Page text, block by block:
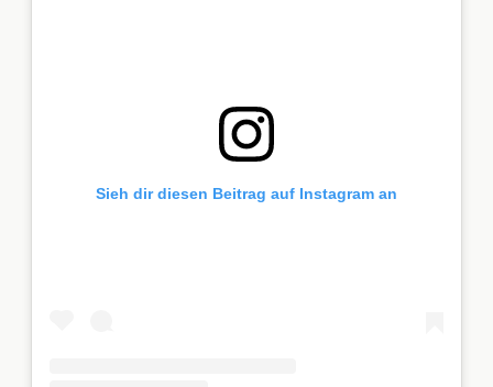
Sieh dir diesen Beitrag auf Instagram an